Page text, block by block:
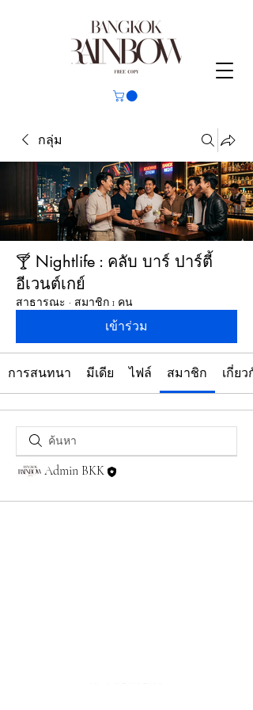
กลุ่ม
🍸 Nightlife : คลับ บาร์ ปาร์ตี้
อีเวนต์เกย์
สาธารณะ · สมาชิก 1 คน
เข้าร่วม
การสนทนา มีเดีย ไฟล์ สมาชิก เกี่ยว
Admin BKK